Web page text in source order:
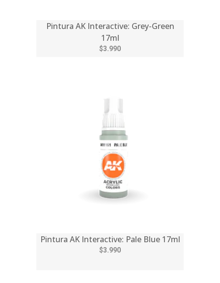
Pintura AK Interactive: Grey-Green
17ml
$3.990
Pintura AK Interactive: Pale Blue 17ml
$3.990